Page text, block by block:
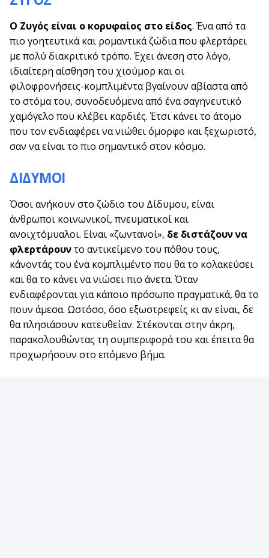
Ο Ζυγός είναι ο κορυφαίος στο είδος. Ένα από τα
πιο γοητευτικά και ρομαντικά ζώδια που φλερτάρει
με πολύ διακριτικό τρόπο. Έχει άνεση στο λόγο,
ιδιαίτερη αίσθηση του χιούμορ και οι
φιλοφρονήσεις-κομπλιμέντα βγαίνουν αβίαστα από
το στόμα του, συνοδευόμενα από ένα σαγηνευτικό
χαμόγελο που κλέβει καρδιές. Έτσι κάνει το άτομο
που τον ενδιαφέρει να νιώθει όμορφο και ξεχωριστό,
σαν να είναι το πιο σημαντικό στον κόσμο.
ΔΙΔΥΜΟΙ
Όσοι ανήκουν στο ζώδιο του Δίδυμου, είναι
άνθρωποι κοινωνικοί, πνευματικοί και
ανοιχτόμυαλοι. Είναι «ζωντανοί», δε διστάζουν να
φλερτάρουντο αντικείμενο του πόθου τους,
κάνοντάς του ένα κομπλιμέντο που θα το κολακεύσει
και θα το κάνει να νιώσει πιο άνετα. Όταν
ενδιαφέρονται για κάποιο πρόσωπο πραγματικά, θα το
πουν άμεσα. Ωστόσο, όσο εξωστρεφείς κι αν είναι, δε
θα πλησιάσουν κατευθείαν. Στέκονται στην άκρη,
παρακολουθώντας τη συμπεριφορά του και έπειτα θα
προχωρήσουν στο επόμενο βήμα.